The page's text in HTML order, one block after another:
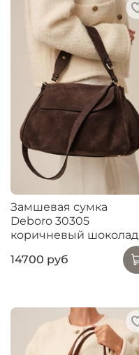
Замшевая сумка
Deboro 30305
коричневый шоколад
14700 руб